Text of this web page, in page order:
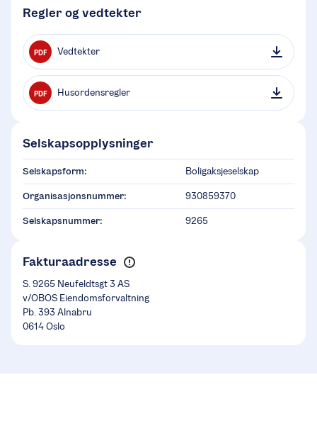
Regler og vedtekter
PDF Vedtekter
PDF Husordensregler
Selskapsopplysninger
Selskapsform: Boligaksjeselskap
Organisasjonsnummer: 930859370
Selskapsnummer: 9265
Fakturaadresse
S. 9265 Neufeldtsgt 3 AS
v/OBOS Eiendomsforvaltning
Pb. 393 Alnabru
0614 Oslo